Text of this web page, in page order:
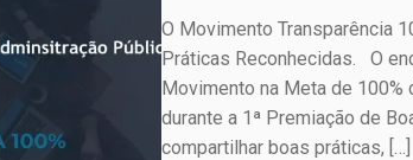
O Movimento Transparência
Práticas Reconhecidas. O
Movimento na Meta de 100%
durante a 1ª Premiação de
compartilhar boas práticas, […]